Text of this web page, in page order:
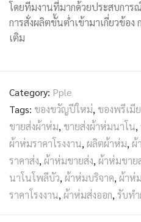
โดยทีมงานที่มากด้วยประสบการ
การสั่งผลิตขั้นต่ำเข้ามาเกี่ยวข้อ
เติม
Category: Pple
Tags: ของขวัญปีใหม่, ของพรีเมี
ขายส่งผ้าห่ม, ขายส่งผ้าห่มนาโน,
ผ้าห่มราคาโรงงาน, ผลิตผ้าห่ม, ผ้
ราคาส่ง, ผ้าห่มขายส่ง, ผ้าห่มขาย
นาโนโพลีบัว, ผ้าห่มบริจาค, ผ้าห่
ราคาโรงงาน, ผ้าห่มส่งออก, รับท